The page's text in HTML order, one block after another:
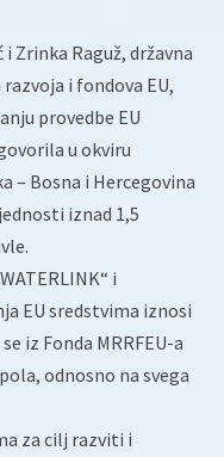
Zrinka Raguž, državna
i fondova EU,
provedbe EU
u okviru
– Bosna i Hercegovina
iznad 1,5
i
EU sredstvima iznosi
iz Fonda MRRFEU-a
odnosno na svega
za cilj razviti i